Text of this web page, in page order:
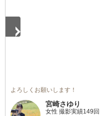
よろしくお願いします！
宮崎さゆり
女性 撮影実績149回